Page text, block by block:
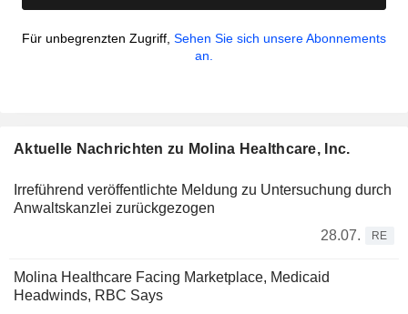
Für unbegrenzten Zugriff, Sehen Sie sich unsere Abonnements
an.
Aktuelle Nachrichten zu Molina Healthcare, Inc.
Irreführend veröffentlichte Meldung zu Untersuchung durch
Anwaltskanzlei zurückgezogen
28.07.
RE
Molina Healthcare Facing Marketplace, Medicaid
Headwinds, RBC Says